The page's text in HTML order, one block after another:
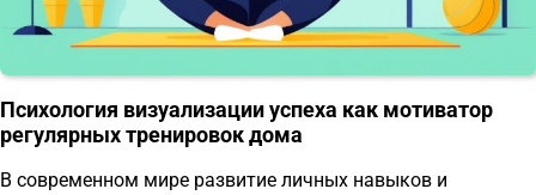
Психология визуализации успеха как мотиватор
регулярных тренировок дома
В современном мире развитие личных навыков и